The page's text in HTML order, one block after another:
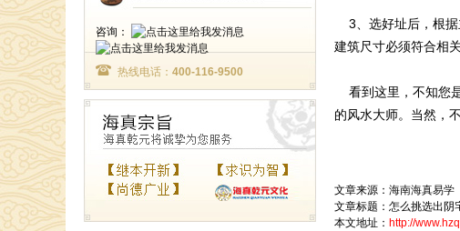
咨询：
热线电话： 400-116-9500
3、选好址后，根据
建筑尺寸必须符合相
看到这里，不知您
的风水大师。当然，
文章来源： 海南海真易学
文章标题：怎么挑选出阴
本文地址： http://